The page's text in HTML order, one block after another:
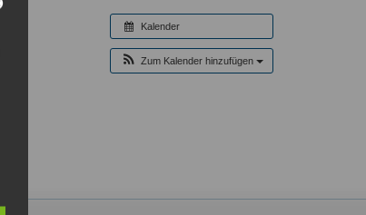
Kalender
Zum Kalender hinzufügen